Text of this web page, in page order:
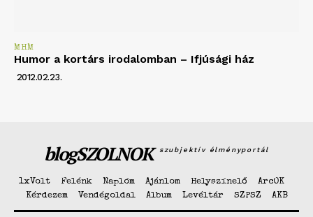
MHM
Humor a kortárs irodalomban – Ifjúsági ház
2012.02.23.
blogSZOLNOK szubjektív élményportál
1xVolt Felénk Naplóm Ajánlom Helyszínelő
ArcOK
Kérdezem
Vendégoldal Album Levéltár SZPSZ AKB